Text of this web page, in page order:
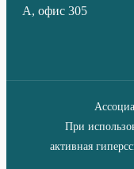
А, офис 305
При
активная